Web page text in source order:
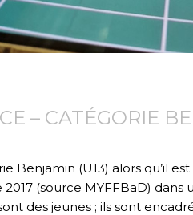
– CATÉGORIE
Benjamin (U13) alors qu’il
(source MYFFBaD) dans
des jeunes ; ils sont